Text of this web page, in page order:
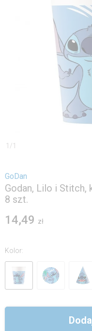
Po zmianie kraju część
1 /1
GoDan
Godan, Lilo i Stitch,
8 szt.
14,49 zł
Kolor: